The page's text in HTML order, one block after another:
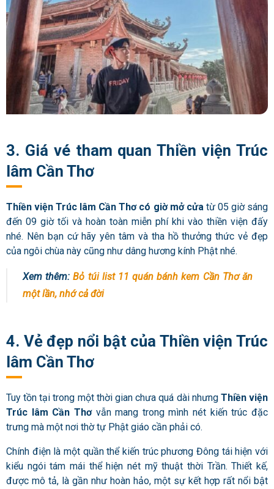
3. Giá vé tham quan Thiền viện Trúc
lâm Cần Thơ
Thiền viện Trúc lâm Cần Thơ có giờ mở cửa từ 05 giờ sáng
đến 09 giờ tối và hoàn toàn miễn phí khi vào thiền viện đấy
nhé. Nên bạn cứ hãy yên tâm và tha hồ thưởng thức vẻ đẹp
của ngôi chùa này cũng như dâng hương kính Phật nhé.
Xem thêm:Bỏ túi list 11 quán bánh kem Cần Thơ ăn
một lần, nhớ cả đời
4. Vẻ đẹp nổi bật của Thiền viện Trúc
lâm Cần Thơ
Tuy tồn tại trong một thời gian chưa quá dài nhưng Thiền viện
Trúc lâm Cần Thơvẫn mang trong mình nét kiến ​​trúc đặc
trưng mà một nơi thờ tự Phật giáo cần phải có.
Chính điện là một quần thể kiến ​​trúc phương Đông tái hiện với
kiểu ngói tám mái thể hiện nét mỹ thuật thời Trần. Thiết kế,
được mô tả, là gần như hoàn hảo, một sự kết hợp rất nổi bật